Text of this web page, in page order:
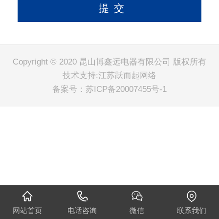
Copyright © 2020 昆山博鑫远电器有限公司 版权所有
技术支持:江苏跃而起网络
备案号： 苏ICP备20007455号-1
网站首页 电话咨询 微信 联系我们